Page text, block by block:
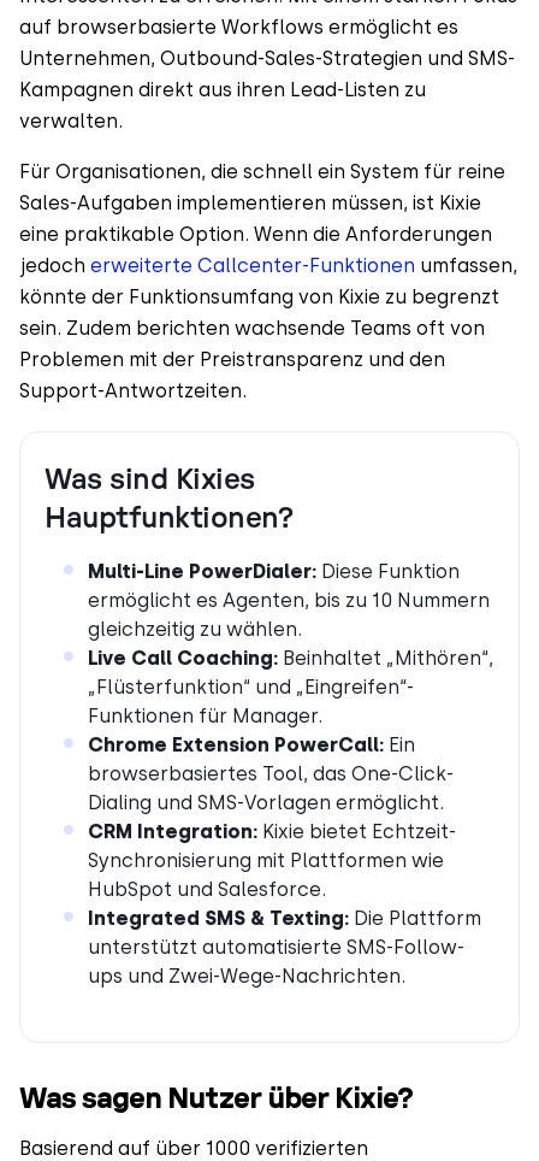
auf browserbasierte Workflows ermöglicht es
Unternehmen, Outbound-Sales-Strategien und SMS-
Kampagnen direkt aus ihren Lead-Listen zu
verwalten.
Für Organisationen, die schnell ein System für reine
Sales-Aufgaben implementieren müssen, ist Kixie
eine praktikable Option. Wenn die Anforderungen
jedoch erweiterte Callcenter-Funktionen umfassen,
könnte der Funktionsumfang von Kixie zu begrenzt
sein. Zudem berichten wachsende Teams oft von
Problemen mit der Preistransparenz und den
Support-Antwortzeiten.
Was sind Kixies
Hauptfunktionen?
Multi-Line PowerDialer: Diese Funktion
ermöglicht es Agenten, bis zu 10 Nummern
gleichzeitig zu wählen.
Live Call Coaching: Beinhaltet „Mithören“,
„Flüsterfunktion“ und „Eingreifen“-
Funktionen für Manager.
Chrome Extension PowerCall: Ein
browserbasiertes Tool, das One-Click-
Dialing und SMS-Vorlagen ermöglicht.
CRM Integration: Kixie bietet Echtzeit-
Synchronisierung mit Plattformen wie
HubSpot und Salesforce.
Integrated SMS & Texting: Die Plattform
unterstützt automatisierte SMS-Follow-
ups und Zwei-Wege-Nachrichten.
Was sagen Nutzer über Kixie?
Basierend auf über 1000 verifizierten